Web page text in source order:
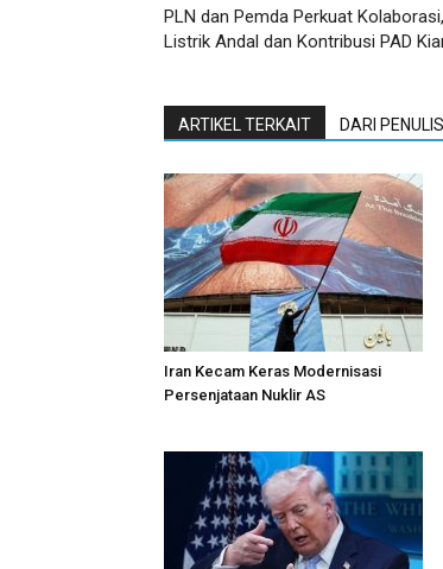
PLN dan Pemda Perkuat
Listrik Andal dan Kontribusi PAD
ARTIKEL TERKAIT DARI PENULIS
Iran Kecam Keras Modernisasi
Persenjataan Nuklir AS